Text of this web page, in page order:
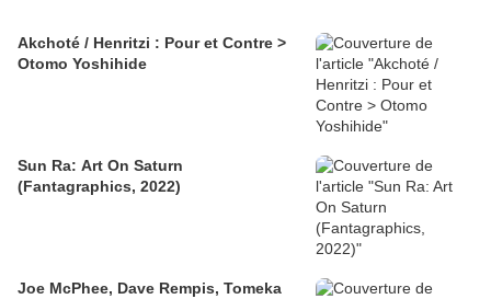
Akchoté / Henritzi : Pour et Contre >
Otomo Yoshihide
Sun Ra: Art On Saturn
(Fantagraphics, 2022)
Joe McPhee, Dave Rempis, Tomeka